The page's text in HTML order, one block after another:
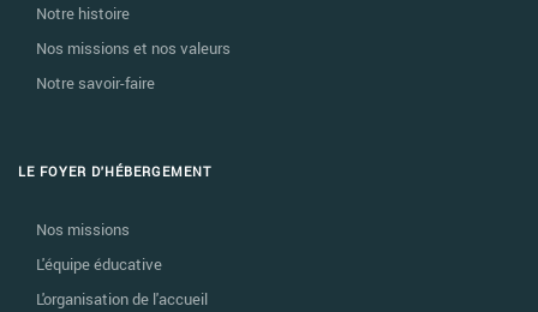
Notre histoire
Nos missions et nos valeurs
Notre savoir-faire
LE FOYER D'HÉBERGEMENT
Nos missions
L'équipe éducative
L'organisation de l'accueil